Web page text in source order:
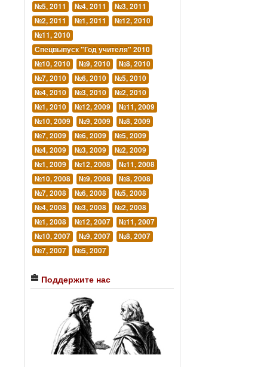
№5, 2011
№4, 2011
№3, 2011
№2, 2011
№1, 2011
№12, 2010
№11, 2010
Спецвыпуск "Год учителя" 2010
№10, 2010
№9, 2010
№8, 2010
№7, 2010
№6, 2010
№5, 2010
№4, 2010
№3, 2010
№2, 2010
№1, 2010
№12, 2009
№11, 2009
№10, 2009
№9, 2009
№8, 2009
№7, 2009
№6, 2009
№5, 2009
№4, 2009
№3, 2009
№2, 2009
№1, 2009
№12, 2008
№11, 2008
№10, 2008
№9, 2008
№8, 2008
№7, 2008
№6, 2008
№5, 2008
№4, 2008
№3, 2008
№2, 2008
№1, 2008
№12, 2007
№11, 2007
№10, 2007
№9, 2007
№8, 2007
№7, 2007
№5, 2007
Поддержите нас